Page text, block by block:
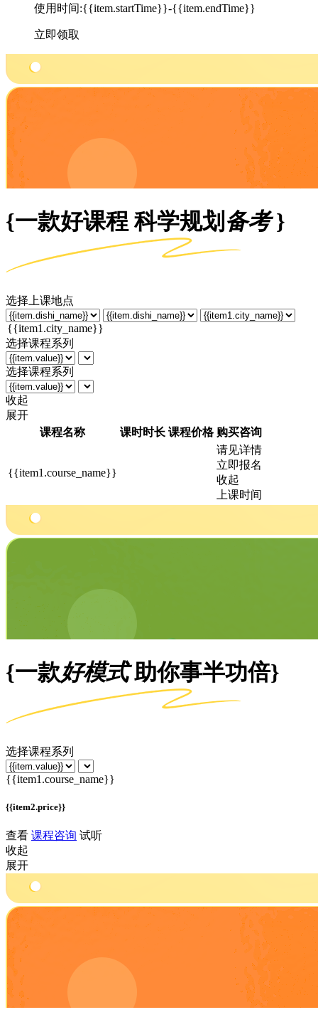
使用时间:{{item.startTime}}-{{item.endTime}}
立即领取
{一款好课程 科学规划 备考}
选择上课地点
选择课程系列
选择课程系列
收起
展开
课程名称
课时时长 课程价格 购买咨询
{{item1.course_name}}
请见详情
立即报名
收起
上课时间
{一款好模式助你事半功倍}
选择课程系列
{{item1.course_name}}
{{item2.price}}
查看 课程咨询 试听
收起
展开